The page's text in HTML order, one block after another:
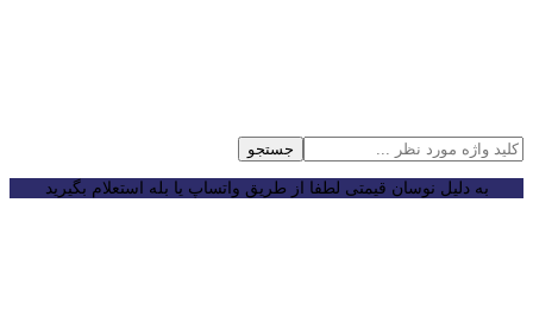
جستجو
به دلیل نوسان قیمتی لطفا از طریق واتساپ یا بله استعلام بگیرید